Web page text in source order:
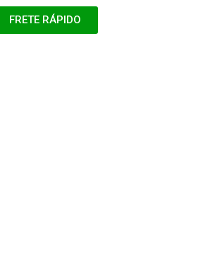
FRETE RÁPIDO